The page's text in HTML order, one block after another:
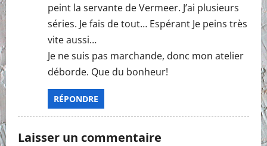
peint la servante de Vermeer. J’ai plusieurs
séries. Je fais de tout… Espérant Je peins très
vite aussi…
Je ne suis pas marchande, donc mon atelier
déborde. Que du bonheur!
RÉPONDRE
Laisser un commentaire